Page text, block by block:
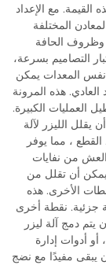
مع الإعداد
المختلفة
وظروف الحافة
التصاميم بسرعة،
نفس المعدات يمكن
هذه المرونة
العمليات الكبيرة.
يقلل الليزر لآلة
، مما يوفر
من نفايات
يمكن أن تقلل من
الأخرى. هذه
جزئية. نقطة أخرى
يتم دمج آلة ليزر
أدوات إدارة
يبقى مفيدًا مع نضج